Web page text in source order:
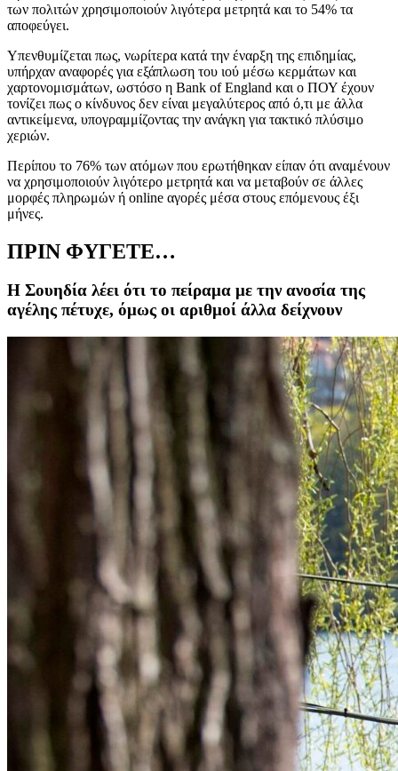
των πολιτών χρησιμοποιούν λιγότερα μετρητά και το 54% τα
αποφεύγει.
Υπενθυμίζεται πως, νωρίτερα κατά την έναρξη της επιδημίας,
υπήρχαν αναφορές για εξάπλωση του ιού μέσω κερμάτων και
χαρτονομισμάτων, ωστόσο η Bank of England και ο ΠΟΥ έχουν
τονίζει πως ο κίνδυνος δεν είναι μεγαλύτερος από ό,τι με άλλα
αντικείμενα, υπογραμμίζοντας την ανάγκη για τακτικό πλύσιμο
χεριών.
Περίπου το 76% των ατόμων που ερωτήθηκαν είπαν ότι αναμένουν
να χρησιμοποιούν λιγότερο μετρητά και να μεταβούν σε άλλες
μορφές πληρωμών ή online αγορές μέσα στους επόμενους έξι
μήνες.
ΠΡΙΝ ΦΥΓΕΤΕ…
Η Σουηδία λέει ότι το πείραμα με την ανοσία της
αγέλης πέτυχε, όμως οι αριθμοί άλλα δείχνουν